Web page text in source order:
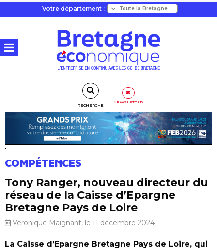
Votre département :
RECHERCHE
NEWSLETTER
COMPÉTENCES
Tony Ranger, nouveau directeur du
réseau de la Caisse d’Epargne
Bretagne Pays de Loire
Véronique Maignant, le 11 décembre 2024
La Caisse d’Epargne Bretagne Pays de Loire, qui